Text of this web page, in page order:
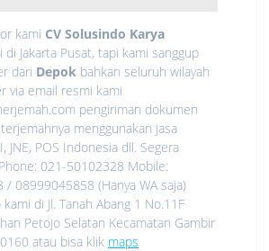
kami CV Solusindo Karya
di Jakarta Pusat, tapi kami sanggup
dari Depok bahkan seluruh wilayah
via email resmi kami
pengiriman dokumen
menggunakan jasa
JNE, POS Indonesia dll. Segera
021-50102328 Mobile:
/ 08999045858 (Hanya WA saja)
di Jl. Tanah Abang 1 No.11F
Petojo Selatan Kecamatan Gambir
atau bisa klik maps